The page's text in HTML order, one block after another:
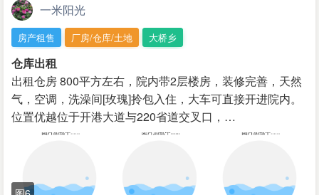
一米阳光
房产租售 厂房/仓库/土地 大桥乡
仓库出租
出租仓房 800平方左右，院内带2层楼房，装修完善，天然
气，空调，洗澡间[玫瑰]拎包入住，大车可直接开进院内。
位置优越位于开港大道与220省道交叉口，…